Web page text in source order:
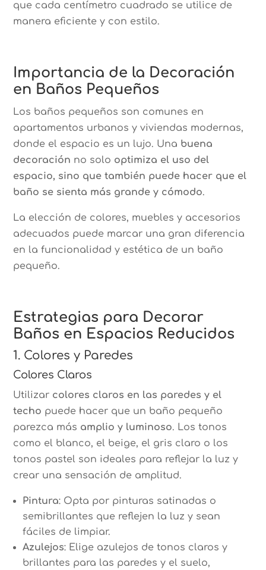
que cada centímetro cuadrado se utilice de
manera eficiente y con estilo.
Importancia de la Decoración
en Baños Pequeños
Los baños pequeños son comunes en
apartamentos urbanos y viviendas modernas,
donde el espacio es un lujo. Una buena
decoración no solo optimiza el uso del
espacio, sino que también puede hacer que el
baño se sienta más grande y cómodo.
La elección de colores, muebles y accesorios
adecuados puede marcar una gran diferencia
en la funcionalidad y estética de un baño
pequeño.
Estrategias para Decorar
Baños en Espacios Reducidos
1. Colores y Paredes
Colores Claros
Utilizar colores claros en las paredes y el
techo puede hacer que un baño pequeño
parezca más amplio y luminoso. Los tonos
como el blanco, el beige, el gris claro o los
tonos pastel son ideales para reflejar la luz y
crear una sensación de amplitud.
Pintura: Opta por pinturas satinadas o
semibrillantes que reflejen la luz y sean
fáciles de limpiar.
Azulejos: Elige azulejos de tonos claros y
brillantes para las paredes y el suelo,